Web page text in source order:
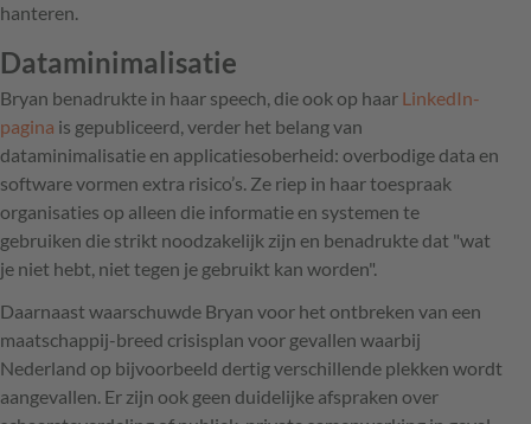
hanteren.
Dataminimalisatie
Bryan benadrukte in haar speech, die ook op haar LinkedIn-
pagina is gepubliceerd, verder het belang van
dataminimalisatie en applicatiesoberheid: overbodige data en
software vormen extra risico’s. Ze riep in haar toespraak
organisaties op alleen die informatie en systemen te
gebruiken die strikt noodzakelijk zijn en benadrukte dat "wat
je niet hebt, niet tegen je gebruikt kan worden".
Daarnaast waarschuwde Bryan voor het ontbreken van een
maatschappij-breed crisisplan voor gevallen waarbij
Nederland op bijvoorbeeld dertig verschillende plekken wordt
aangevallen. Er zijn ook geen duidelijke afspraken over